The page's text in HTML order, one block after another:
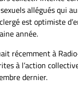
allégués qui
est optimiste
année.
récemment à
à l’action
dernier.